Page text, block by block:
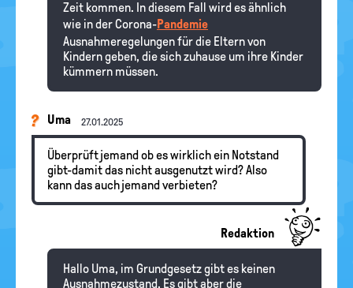
Zeit kommen. In diesem Fall wird es ähnlich
wie in der Corona-Pandemie
Ausnahmeregelungen für die Eltern von
Kindern geben, die sich zuhause um ihre Kinder
kümmern müssen.
Uma 27.01.2025
Überprüft jemand ob es wirklich ein Notstand
gibt-damit das nicht ausgenutzt wird? Also
kann das auch jemand verbieten?
Redaktion
Hallo Uma, im Grundgesetz gibt es keinen
Ausnahmezustand. Es gibt aber die